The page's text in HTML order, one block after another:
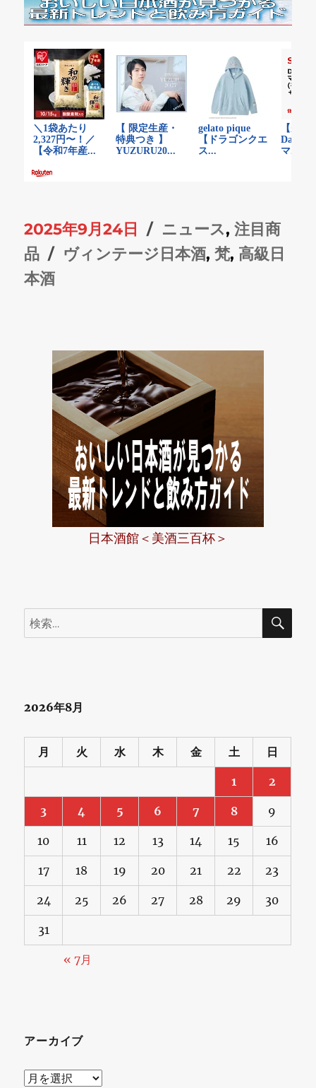
投
稿
日:
2025年9月24日
カ
テ
ニュース,注目商
品
タ
ヴィンテージ日本酒,梵, 高級日
本酒
日本酒館＜美酒三百杯＞
検
索:
検
2026年8月
月 火 水 木 金 土 日
1 2
3 4 5 6 7 8 9
10 11 12 13 14 15 16
17 18 19 20 21 22 23
24 25 26 27 28 29 30
31
« 7月
アーカイブ
ア